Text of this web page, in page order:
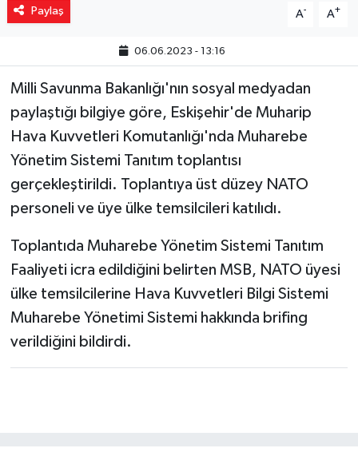
Paylaş A- A+
06.06.2023 - 13:16
Milli Savunma Bakanlığı'nın sosyal medyadan
paylaştığı bilgiye göre, Eskişehir'de Muharip
Hava Kuvvetleri Komutanlığı'nda Muharebe
Yönetim Sistemi Tanıtım toplantısı
gerçekleştirildi. Toplantıya üst düzey NATO
personeli ve üye ülke temsilcileri katılıdı.
Toplantıda Muharebe Yönetim Sistemi Tanıtım
Faaliyeti icra edildiğini belirten MSB, NATO üyesi
ülke temsilcilerine Hava Kuvvetleri Bilgi Sistemi
Muharebe Yönetimi Sistemi hakkında brifing
verildiğini bildirdi.